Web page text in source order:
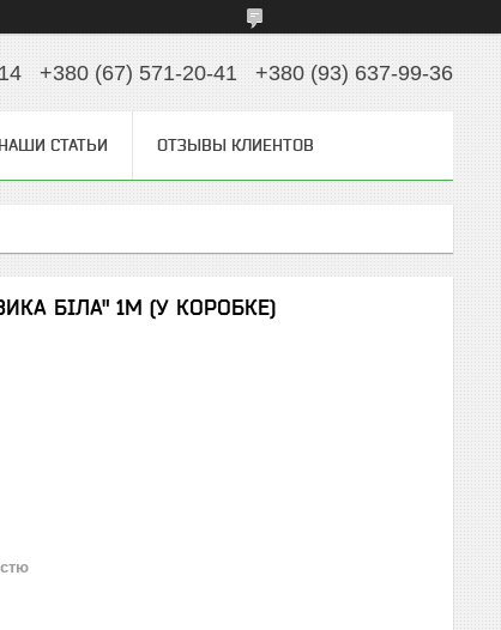
+380 (67) 571-20-41 +380 (93) 637-99-36
НАШИ СТАТЬИ ОТЗЫВЫ КЛИЕНТОВ
БІЛА" 1М (У КОРОБКЕ)